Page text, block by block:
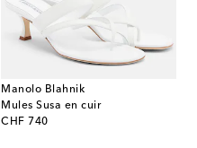
Manolo Blahnik
Mules Susa en cuir
CHF 740
original price